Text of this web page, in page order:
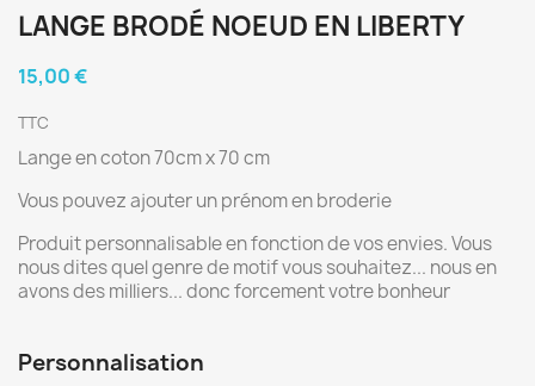
LANGE BRODÉ NOEUD EN LIBERTY
15,00 €
TTC
Lange en coton 70cm x 70 cm
Vous pouvez ajouter un prénom en broderie
Produit personnalisable en fonction de vos envies. Vous
nous dites quel genre de motif vous souhaitez... nous en
avons des milliers... donc forcement votre bonheur
Personnalisation